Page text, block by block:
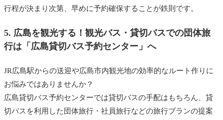
行程が決まり次第、早めに予約確保することが鉄則です。
5. 広島を観光する！ 観光バス・ 貸切バスでの団体旅
行は「広島貸切バス予約センター」へ
JR広島駅からの送迎や広島市内観光地の効率的なルート作りに
お悩みではありませんか？
広島貸切バス予約センターでは貸切バスの手配はもちろん、貸
切バスを利用した団体旅行・社員旅行などの旅行プランの提案